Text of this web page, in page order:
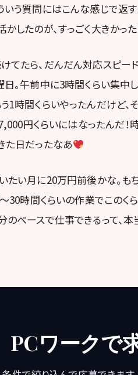
いう質問にはこんな感じで返
したのが、すっごく大きかっ
てたら、だんだん対応スピー
日。午前中に3時間くらい集中
1時間くらいやったんだけど
円くらいにはなったんだ！
た日だったなあ
たい月に20万円前後かな。も
30時間くらいの作業でこのく
のペースで仕事できるって、
PCワークで